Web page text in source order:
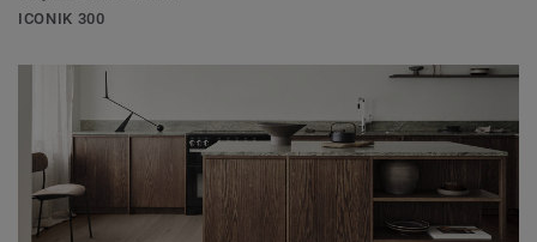
ICONIK 300